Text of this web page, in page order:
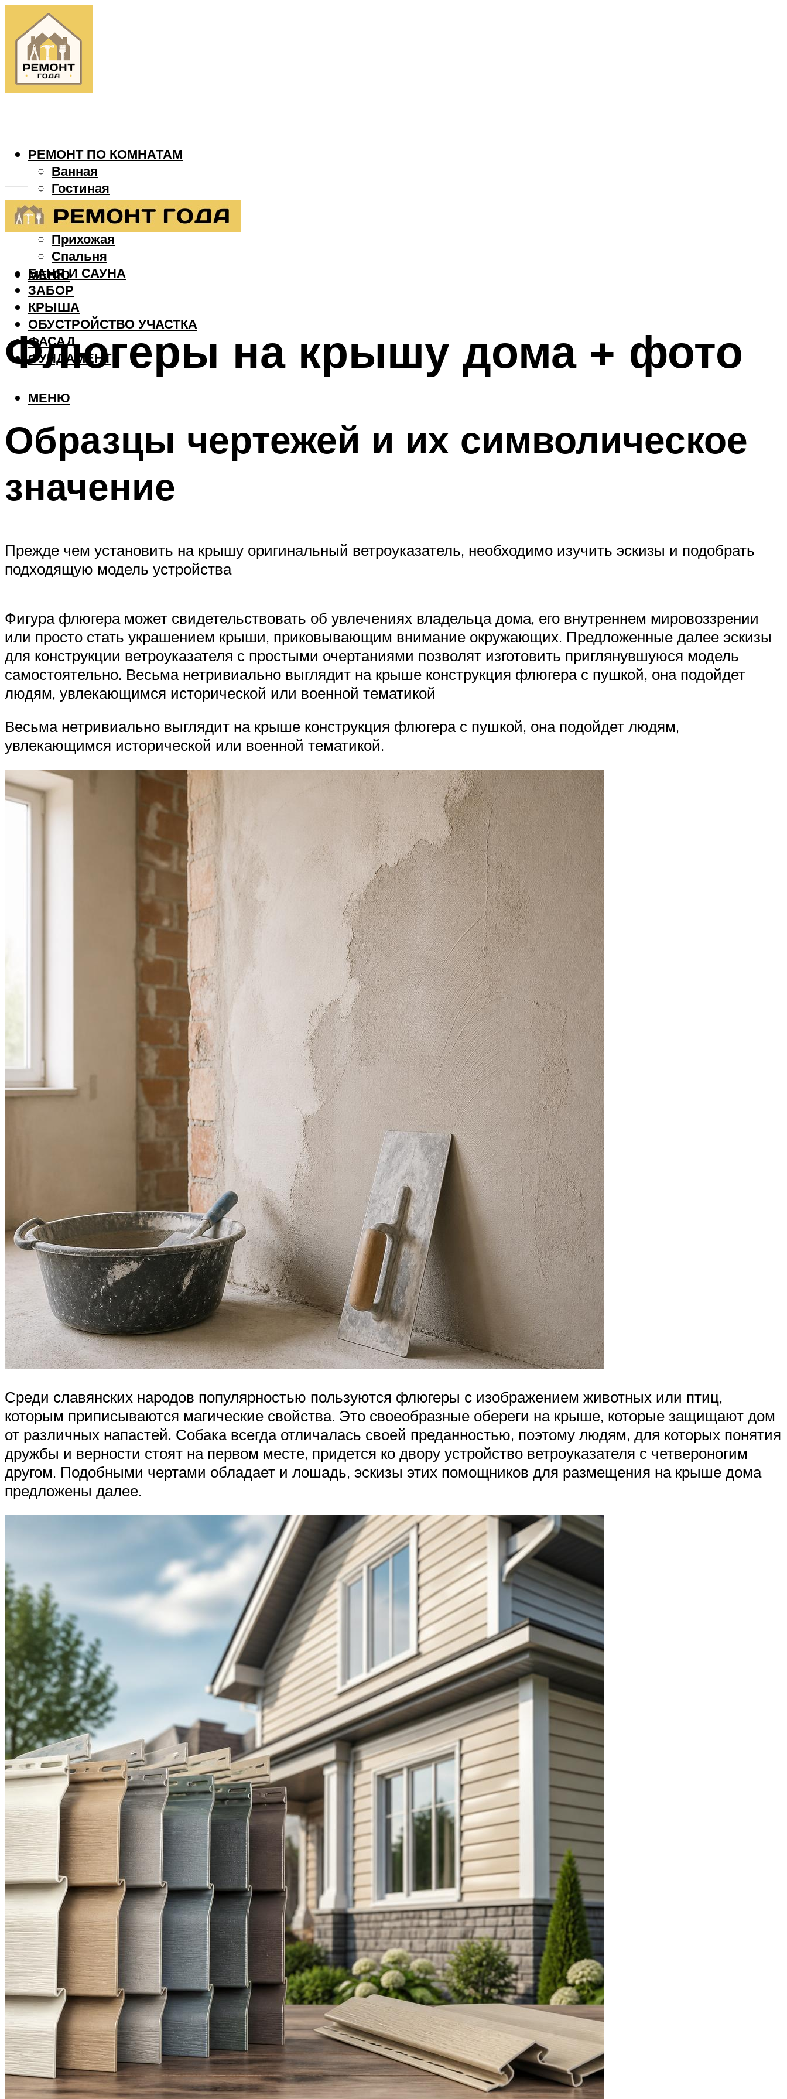
РЕМОНТ ПО КОМНАТАМ
Ванная
Гостиная
Детская
Кухня
Прихожая
Спальня
БАНЯ И САУНА
ЗАБОР
КРЫША
ОБУСТРОЙСТВО УЧАСТКА
ФАСАД
ФУНДАМЕНТ
МЕНЮ
МЕНЮ
Флюгеры на крышу дома + фото
Образцы чертежей и их символическое
значение
Прежде чем установить на крышу оригинальный ветроуказатель, необходимо изучить эскизы и подобрать
подходящую модель устройства
Фигура флюгера может свидетельствовать об увлечениях владельца дома, его внутреннем мировоззрении
или просто стать украшением крыши, приковывающим внимание окружающих. Предложенные далее эскизы
для конструкции ветроуказателя с простыми очертаниями позволят изготовить приглянувшуюся модель
самостоятельно. Весьма нетривиально выглядит на крыше конструкция флюгера с пушкой, она подойдет
людям, увлекающимся исторической или военной тематикой
Весьма нетривиально выглядит на крыше конструкция флюгера с пушкой, она подойдет людям,
увлекающимся исторической или военной тематикой.
Среди славянских народов популярностью пользуются флюгеры с изображением животных или птиц,
которым приписываются магические свойства. Это своеобразные обереги на крыше, которые защищают дом
от различных напастей. Собака всегда отличалась своей преданностью, поэтому людям, для которых понятия
дружбы и верности стоят на первом месте, придется ко двору устройство ветроуказателя с четвероногим
другом. Подобными чертами обладает и лошадь, эскизы этих помощников для размещения на крыше дома
предложены далее.